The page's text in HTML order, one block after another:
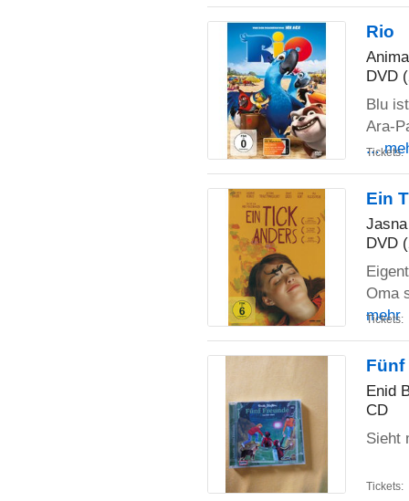
Rio
DVD
Blu
Ara-
...
Tickets:
Ein
DVD
Oma
mehr
Tickets:
Fünf
Enid
CD
Sieht
Tickets: